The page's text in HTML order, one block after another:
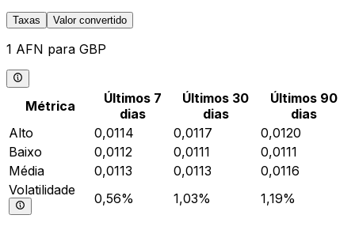
Taxas Valor convertido
1 AFN para GBP
Métrica
Últimos 7
dias
Últimos 30
dias
Últimos 90
dias
Alto
0,0114 0,0117
0,0120
Baixo
0,0112 0,0111
0,0111
Média
0,0113 0,0113
0,0116
Volatilidade
0,56% 1,03% 1,19%